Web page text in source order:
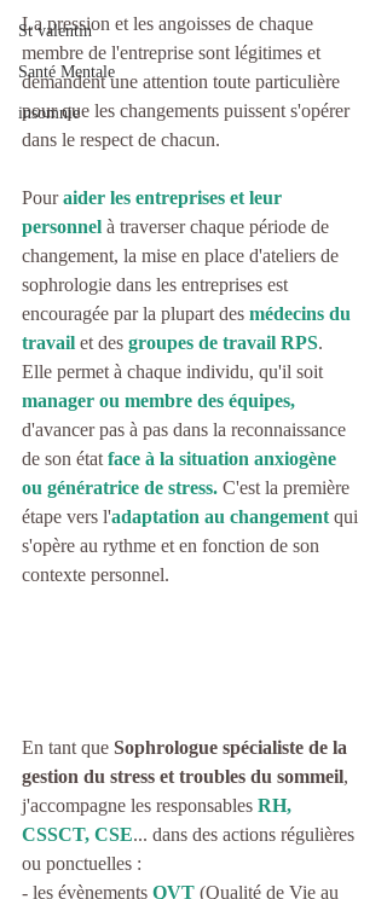
St valentin
Santé Mentale
insomnie
La pression et les angoisses de chaque
membre de l'entreprise sont légitimes et
demandent une attention toute particulière
pour que les changements puissent s'opérer
dans le respect de chacun.
Pour aider les entreprises et leur
personnel à traverser chaque période de
changement, la mise en place d'ateliers de
sophrologie dans les entreprises est
encouragée par la plupart des médecins du
travail et des groupes de travail RPS.
Elle permet à chaque individu, qu'il soit
manager ou membre des équipes,
d'avancer pas à pas dans la reconnaissance
de son état face à la situation anxiogène
ou génératrice de stress. C'est la première
étape vers l'adaptation au changement qui
s'opère au rythme et en fonction de son
contexte personnel.
En tant que Sophrologue spécialiste de la
gestion du stress et troubles du sommeil,
j'accompagne les responsables RH,
CSSCT, CSE... dans des actions régulières
ou ponctuelles :
- les évènements QVT (Qualité de Vie au